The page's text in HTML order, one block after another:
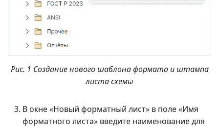
Рис. 1 Создание нового шаблона формата и штампа
листа схемы
В окне «Новый форматный лист» в поле «Имя
форматного листа» введите наименование для